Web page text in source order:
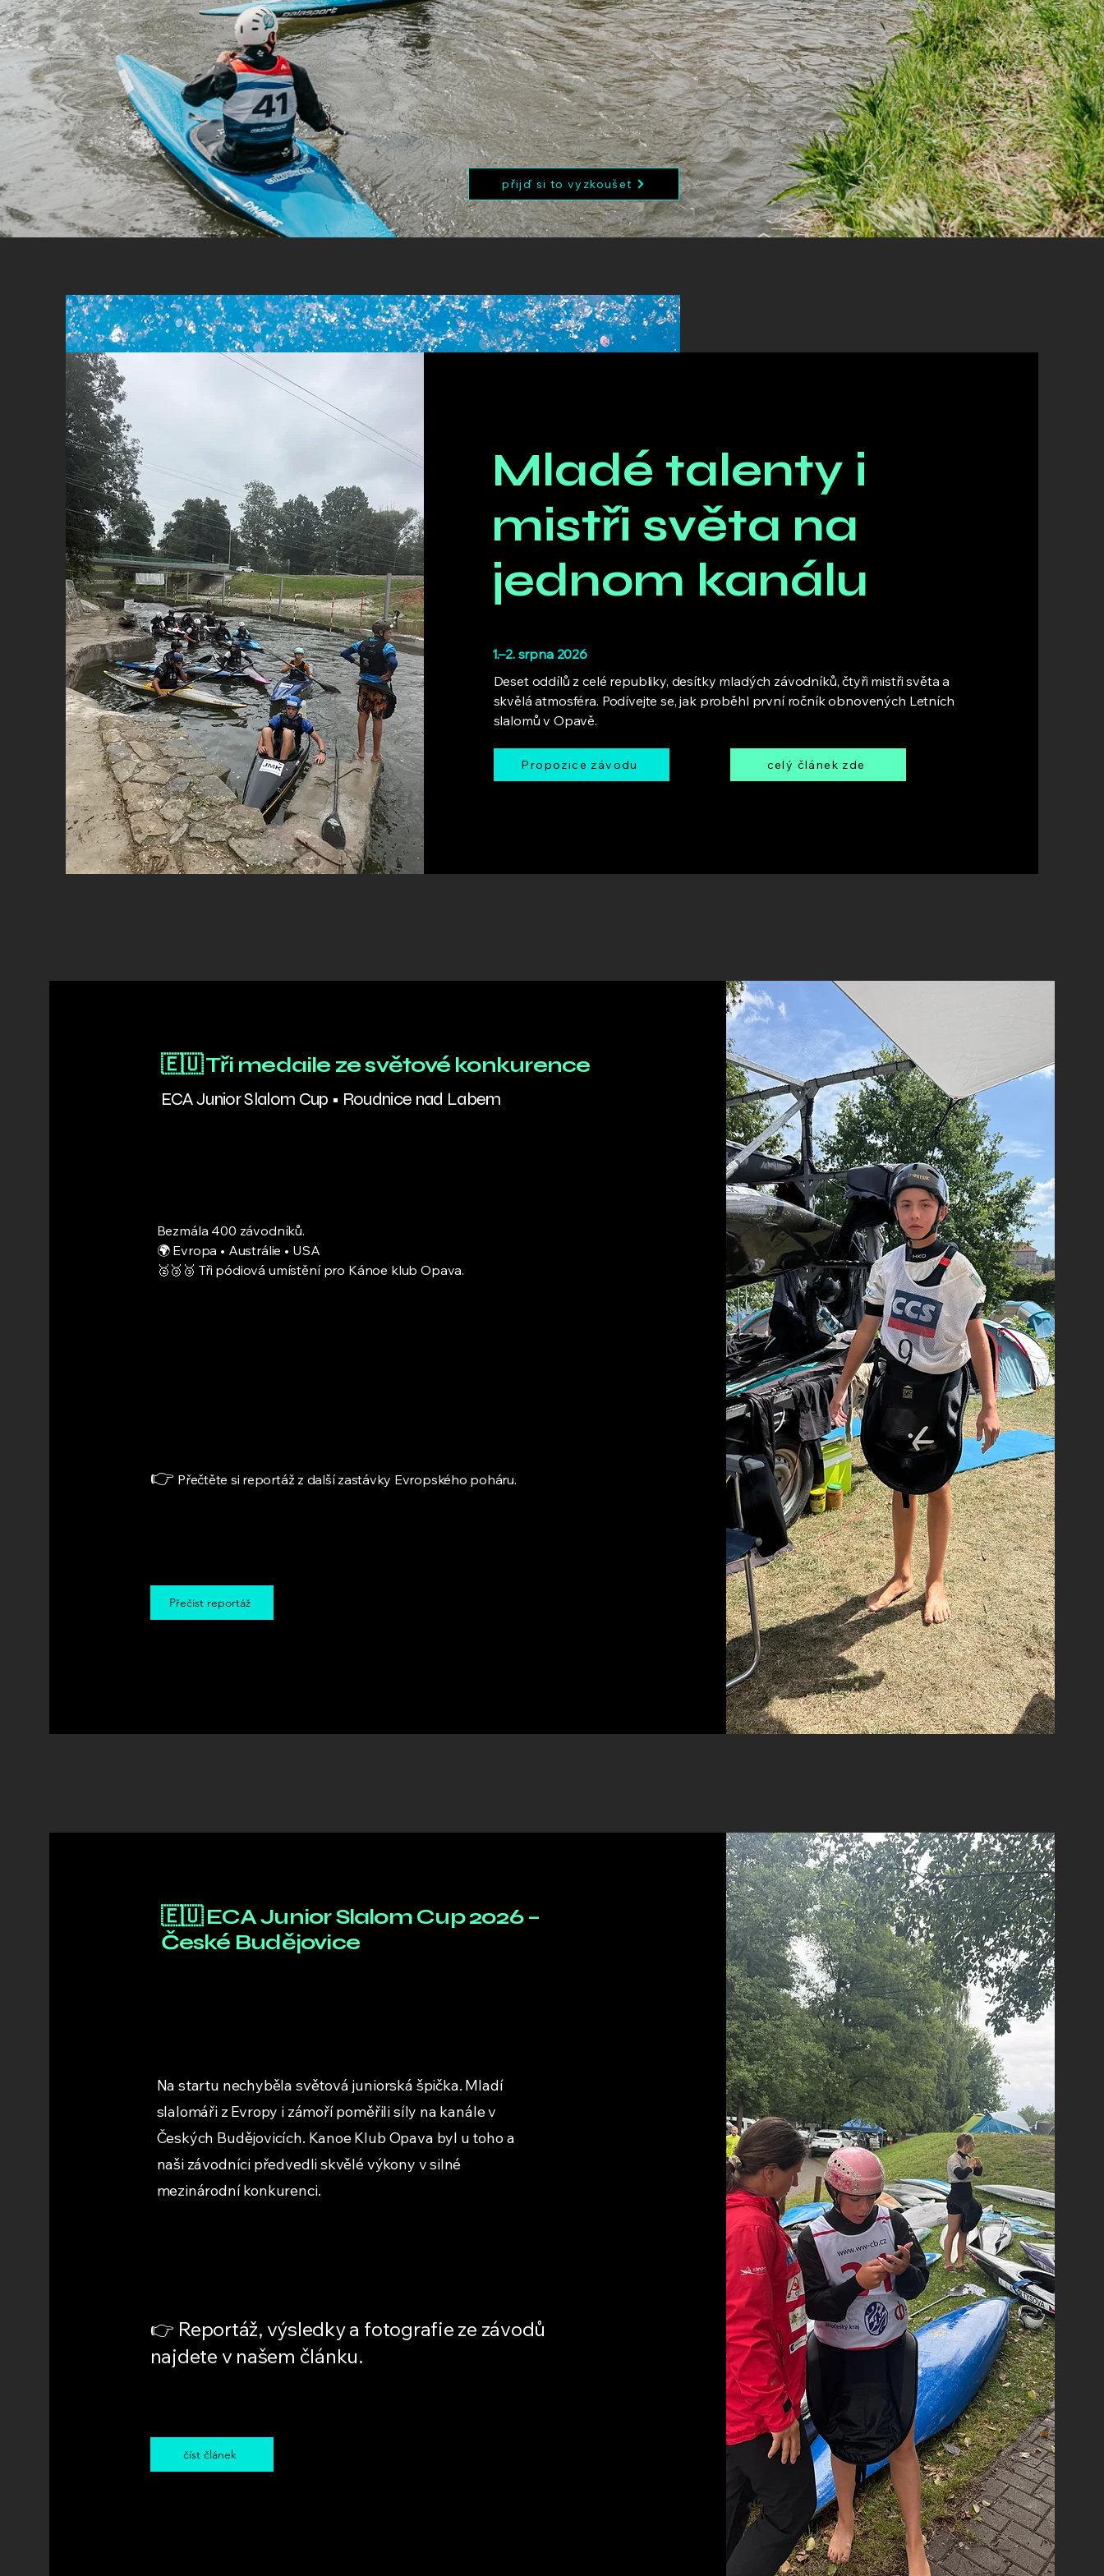
přijď si to vyzkoušet
Mladé talenty i
mistři světa na
jednom kanálu
1.–2. srpna 2026
Deset oddílů z celé republiky, desítky mladých závodníků, čtyři mistři světa a
skvělá atmosféra. Podívejte se, jak proběhl první ročník obnovených Letních
slalomů v Opavě.
Propozice závodu celý článek zde
🇪🇺 Tři medaile ze světové konkurence
ECA Junior Slalom Cup • Roudnice nad Labem
Bezmála 400 závodníků.
🌍 Evropa • Austrálie • USA
🥈🥉🥉 Tři pódiová umístění pro Kánoe klub Opava.
👉 Přečtěte si reportáž z další zastávky Evropského poháru.
Přečíst reportáž
🇪🇺 ECA Junior Slalom Cup 2026 –
České Budějovice
Na startu nechyběla světová juniorská špička. Mladí
slalomáři z Evropy i zámoří poměřili síly na kanále v
Českých Budějovicích. Kanoe Klub Opava byl u toho a
naši závodníci předvedli skvělé výkony v silné
mezinárodní konkurenci.
👉 Reportáž, výsledky a fotografie ze závodů
najdete v našem článku.
číst článek